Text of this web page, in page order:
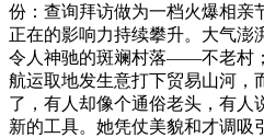
份：查询拜访做为一档火爆相亲
正在的影响力持续攀升。大气澎
令人神驰的斑斓村落——不老村
航运取地发生意打下贸易山河，
了，有人却像个通俗老头，有人
新的工具。她凭仗美貌和才调吸